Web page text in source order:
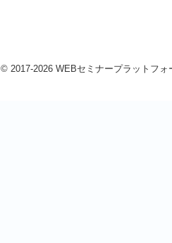
© 2017-2026 WEBセミナープラットフォ